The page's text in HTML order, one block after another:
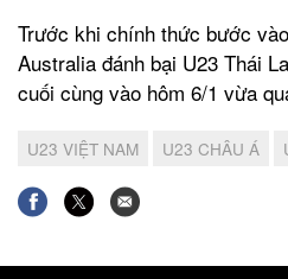
Trước khi chính thức bước
Australia đánh bại U23 Thái
cuối cùng vào hôm 6/1 vừa
U23 VIỆT NAM U23 CHÂU Á